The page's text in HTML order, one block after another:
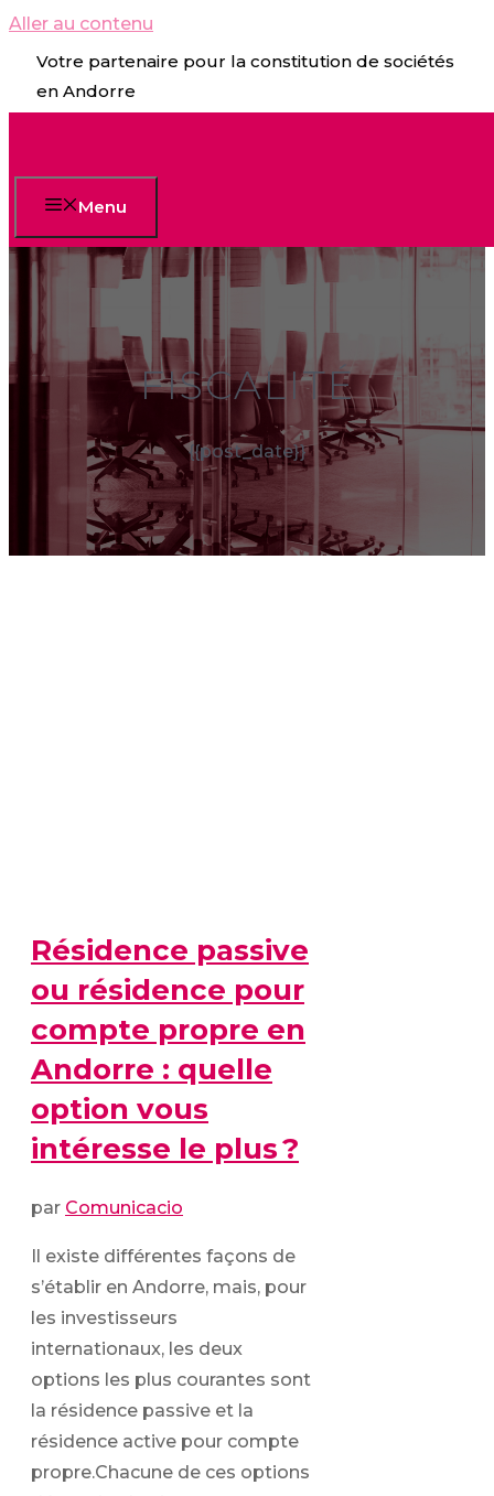
Aller au contenu
Votre partenaire pour la constitution de sociétés
en Andorre
Menu
FISCALITÉ
{{post_date}}
Résidence passive
ou résidence pour
compte propre en
Andorre : quelle
option vous
intéresse le plus ?
par Comunicacio
Il existe différentes façons de
s’établir en Andorre, mais, pour
les investisseurs
internationaux, les deux
options les plus courantes sont
la résidence passive et la
résidence active pour compte
propre.Chacune de ces options